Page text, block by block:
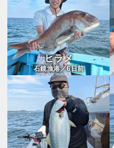
ヒラメ
石鏡漁港／6日前